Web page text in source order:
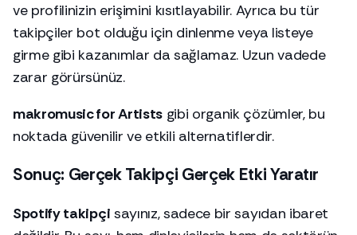
ve profilinizin erişimini kısıtlayabilir. Ayrıca bu tür
takipçiler bot olduğu için dinlenme veya listeye
girme gibi kazanımlar da sağlamaz. Uzun vadede
zarar görürsünüz.
makromusic for Artistsgibi organik çözümler, bu
noktada güvenilir ve etkili alternatiflerdir.
Sonuç: Gerçek Takipçi Gerçek Etki Yaratır
Spotify takipçi sayınız, sadece bir sayıdan ibaret